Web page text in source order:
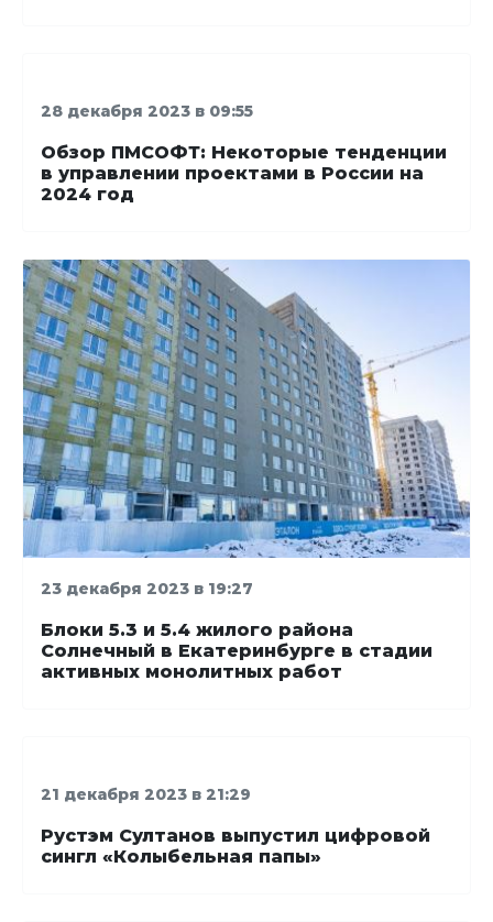
28 декабря 2023 в 09:55
Обзор ПМСОФТ: Некоторые тенденции
в управлении проектами в России на
2024 год
23 декабря 2023 в 19:27
Блоки 5.3 и 5.4 жилого района
Солнечный в Екатеринбурге в стадии
активных монолитных работ
21 декабря 2023 в 21:29
Рустэм Султанов выпустил цифровой
сингл «Колыбельная папы»